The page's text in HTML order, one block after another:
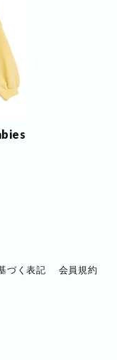
づく表記 会員規約